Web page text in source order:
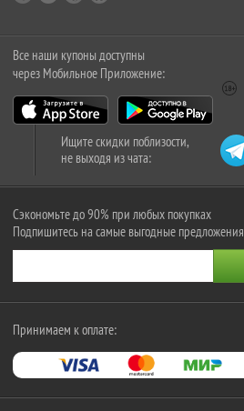
Все наши купоны доступны
через Мобильное Приложение:
Ищите скидки поблизости,
не выходя из чата:
Сэкономьте до 90% при любых покупках
Подпишитесь на самые выгодные предложения
Принимаем к оплате: